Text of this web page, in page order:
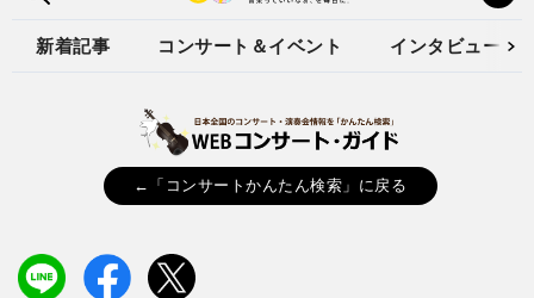
新着記事 コンサート＆イベント インタビュー
←「コンサートかんたん検索」に戻る